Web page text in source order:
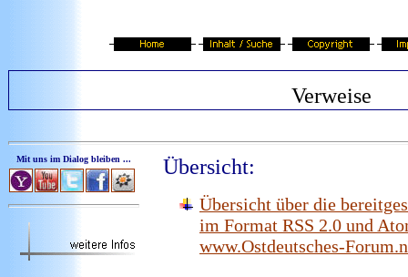
Verweise
Mit uns im Dialog bleiben ... Übersicht:
Übersicht über die
im Format RSS 2.0 und
www.Ostdeutsches-